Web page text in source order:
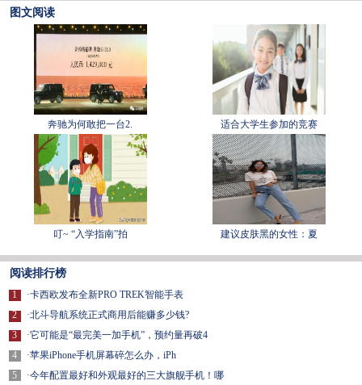
图文阅读
奔驰为何敢把一台2. 适合大学生参加的竞赛
叮~ “入学指南”拍 建议皮肤黑的女性：夏
阅读排行榜
1
2
3
4
5
·卡西欧发布全新PRO TREK智能手表
·北斗导航系统正式商用后能赚多少钱?
·它可能是“最完美一加手机”，预约量再破4
·苹果iPhone手机屏幕碎怎么办，iPh
·今年配置最好和外观最好的三大旗舰手机！哪